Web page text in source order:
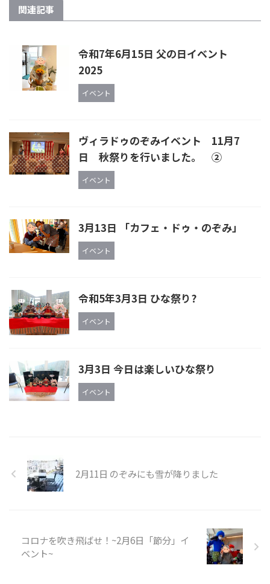
関連記事
令和7年6月15日 父の日イベント
2025
イベント
ヴィラドゥのぞみイベント 11月7
日 秋祭りを行いました。 ②
イベント
3月13日 「カフェ・ドゥ・のぞみ」
イベント
令和5年3月3日 ひな祭り?
イベント
3月3日 今日は楽しいひな祭り
イベント
2月11日 のぞみにも雪が降りました
コロナを吹き飛ばせ！~2月6日「節分」イ
ベント~